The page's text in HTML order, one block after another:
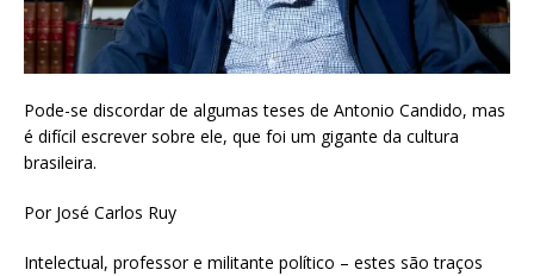
Pode-se discordar de algumas teses de Antonio Candido, mas
é difícil escrever sobre ele, que foi um gigante da cultura
brasileira.
Por José Carlos Ruy
Intelectual, professor e militante político – estes são traços